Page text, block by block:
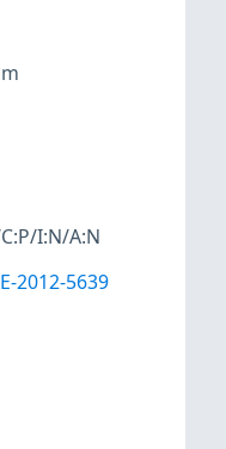
I:N/A:N
2012-5639